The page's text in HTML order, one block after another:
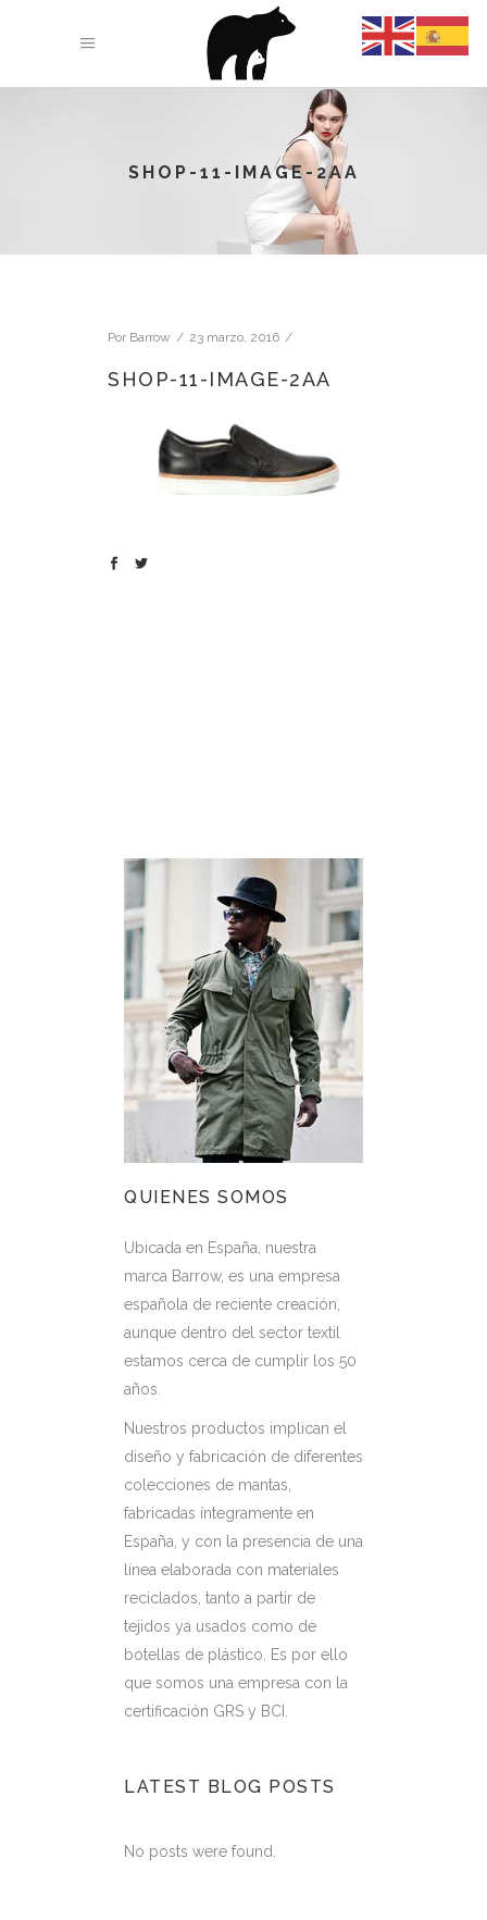
SHOP-11-IMAGE-2AA
Por Barrow 23 marzo, 2016
SHOP-11-IMAGE-2AA
QUIENES SOMOS
Ubicada en España, nuestra
marca Barrow, es una empresa
española de reciente creación,
aunque dentro del sector textil
estamos cerca de cumplir los 50
años.
Nuestros productos implican el
diseño y fabricación de diferentes
colecciones de mantas,
fabricadas íntegramente en
España, y con la presencia de una
línea elaborada con materiales
reciclados, tanto a partir de
tejidos ya usados como de
botellas de plástico. Es por ello
que somos una empresa con la
certificación GRS y BCI.
LATEST BLOG POSTS
No posts were found.